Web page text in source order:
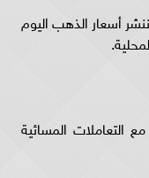
أسعار الذهب اليوم
المسائية